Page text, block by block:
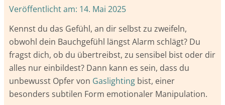
Veröffentlicht am: 14. Mai 2025
Kennst du das Gefühl, an dir selbst zu zweifeln,
obwohl dein Bauchgefühl längst Alarm schlägt? Du
fragst dich, ob du übertreibst, zu sensibel bist oder dir
alles nur einbildest? Dann kann es sein, dass du
unbewusst Opfer von Gaslighting bist, einer
besonders subtilen Form emotionaler Manipulation.